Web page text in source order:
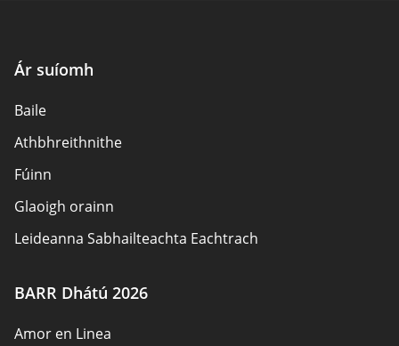
Ár suíomh
Baile
Athbhreithnithe
Fúinn
Glaoigh orainn
Leideanna Sabhailteachta Eachtrach
Beartas Príobháideachais
Freagracht
BARR Dhátú 2026
Amor en Linea